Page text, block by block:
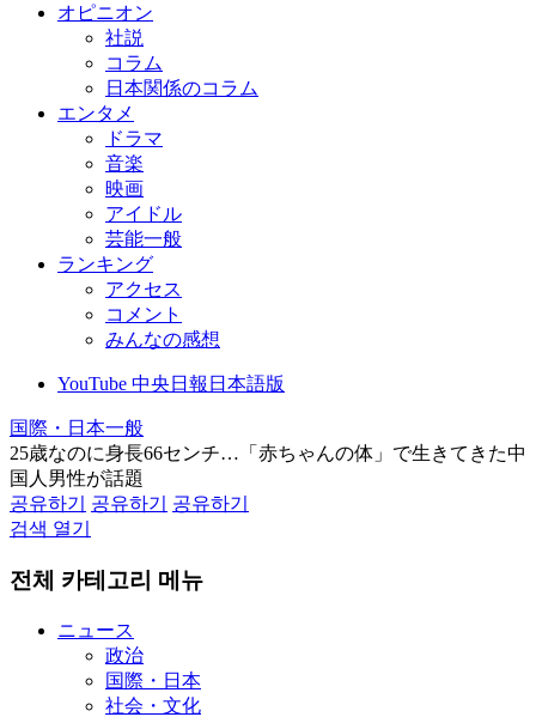
オピニオン
社説
コラム
日本関係のコラム
エンタメ
ドラマ
音楽
映画
アイドル
芸能一般
ランキング
アクセス
コメント
みんなの感想
YouTube 中央日報日本語版
国際・日本一般
25歳なのに身長66センチ…「赤ちゃんの体」で生きてきた中
国人男性が話題
공유하기
공유하기
공유하기
검색 열기
전체 카테고리 메뉴
ニュース
政治
国際・日本
社会・文化